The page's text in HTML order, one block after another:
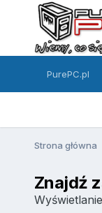
PurePC.pl
Strona główna
Znajdź